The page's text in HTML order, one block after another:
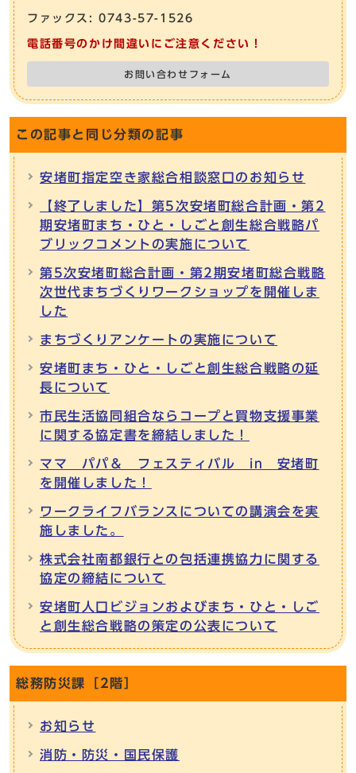
ファックス: 0743-57-1526
電話番号のかけ間違いにご注意ください！
お問い合わせフォーム
この記事と同じ分類の記事
安堵町指定空き家総合相談窓口のお知らせ
【終了しました】第5次安堵町総合計画・第2
期安堵町まち・ひと・しごと創生総合戦略パ
ブリックコメントの実施について
第5次安堵町総合計画・第2期安堵町総合戦略
次世代まちづくりワークショップを開催しま
した
まちづくりアンケートの実施について
安堵町まち・ひと・しごと創生総合戦略の延
長について
市民生活協同組合ならコープと買物支援事業
に関する協定書を締結しました！
ママ パパ＆ フェスティバル in 安堵町
を開催しました！
ワークライフバランスについての講演会を実
施しました。
株式会社南都銀行との包括連携協力に関する
協定の締結について
安堵町人口ビジョンおよびまち・ひと・しご
と創生総合戦略の策定の公表について
総務防災課［2階］
お知らせ
消防・防災・国民保護